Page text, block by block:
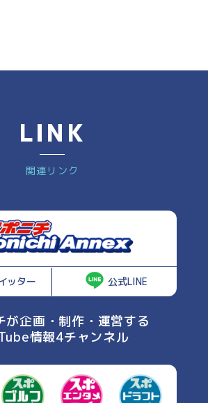
LINK
関連リンク
ッター 公式LINE
が企画・制作・運営する
情報4チャンネル